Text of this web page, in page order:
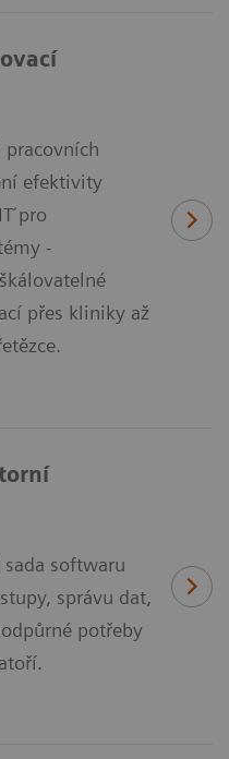
efektivity
́pro
-
přes kliniky až
softwaru
správu dat,
potřeby